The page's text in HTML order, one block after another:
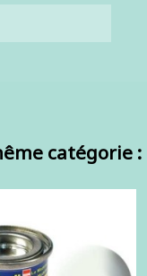
catégorie :